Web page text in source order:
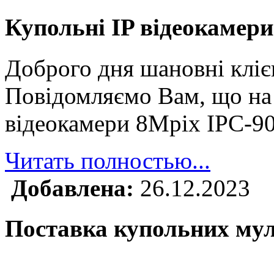
Купольні IP
Доброго дня шановні
Повідомляємо Вам, що на
відеокамери 8Mpix IPC-
Читать полностью...
Добавлена: 26.12.2023
Поставка купольних